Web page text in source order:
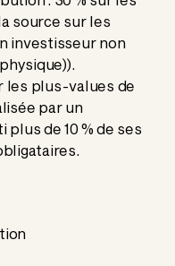
source sur les
investisseur non
les plus-values de
par un
de 10 % de ses